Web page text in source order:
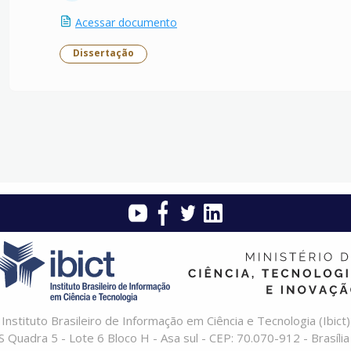
Acessar documento
Dissertação
Instituto Brasileiro de Informação em Ciência e Tecnologia (Ibict)
Quadra 5 - Lote 6 Bloco H - Asa sul - CEP: 70.070-912 -